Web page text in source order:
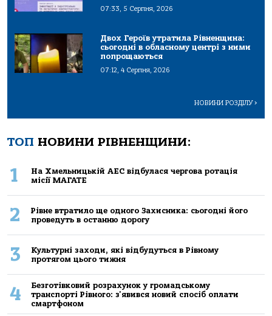
07:33, 5 Серпня, 2026
Двох Героїв утратила Рівненщина:
сьогодні в обласному центрі з ними
попрощаються
07:12, 4 Серпня, 2026
НОВИНИ РОЗДІЛУ>
ТОП НОВИНИ РІВНЕНЩИНИ:
1
На Хмельницькій АЕС відбулася чергова ротація
місії МАГАТЕ
2
Рівне втратило ще одного Захисника: сьогодні його
проведуть в останню дорогу
3
Культурні заходи, які відбудуться в Рівному
протягом цього тижня
4
Безготівковий розрахунок у громадському
транспорті Рівного: з'явився новий спосіб оплати
смартфоном